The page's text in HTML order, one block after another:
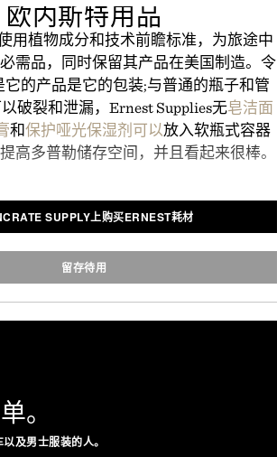
欧内斯特用品
用植物成分和技术前瞻标准，为旅途中
需品，同时保留其产品在美国制造。令
它的产品是它的包装;与普通的瓶子和管
破裂和泄漏，Ernest Supplies无皂洁面
和保护哑光保湿剂可以放入软瓶式容器
高多普勒储存空间，并且看起来很棒。
SUPPLY上购买ERNEST耗材
留存待用
。
及男士服装的人。